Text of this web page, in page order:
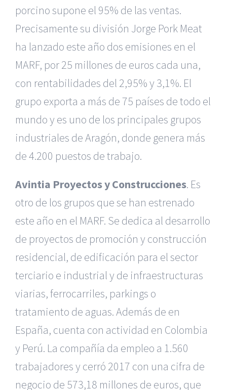
porcino supone el 95% de las ventas.
Precisamente su división Jorge Pork Meat
ha lanzado este año dos emisiones en el
MARF, por 25 millones de euros cada una,
con rentabilidades del 2,95% y 3,1%. El
grupo exporta a más de 75 países de todo el
mundo y es uno de los principales grupos
industriales de Aragón, donde genera más
de 4.200 puestos de trabajo.
Avintia Proyectos y Construcciones. Es
otro de los grupos que se han estrenado
este año en el MARF. Se dedica al desarrollo
de proyectos de promoción y construcción
residencial, de edificación para el sector
terciario e industrial y de infraestructuras
viarias, ferrocarriles, parkings o
tratamiento de aguas. Además de en
España, cuenta con actividad en Colombia
y Perú. La compañía da empleo a 1.560
trabajadores y cerró 2017 con una cifra de
negocio de 573,18 millones de euros, que
|Reclamación de Accidentes en Murcia|Reclamación
de Accidentes en Madrid| BGD Abogados Madrid|GM